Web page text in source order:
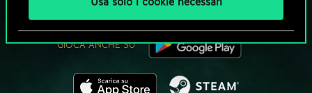
Usa solo i cookie necessari
Questo titolo offre acquisti all'interno del gioco.
GIOCA ANCHE SU